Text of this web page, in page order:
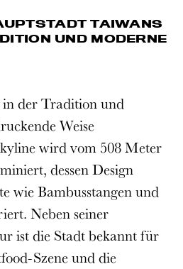
TAIWANS
UND MODERNE
in der Tradition und
Weise
wird vom 508 Meter
dessen Design
wie Bambusstangen und
Neben seiner
ist die Stadt bekannt für
Szene und die